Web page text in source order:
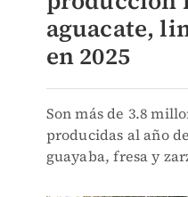
aguacate,
en 2025
Son más de 3.8
producidas al año
guayaba, fresa y